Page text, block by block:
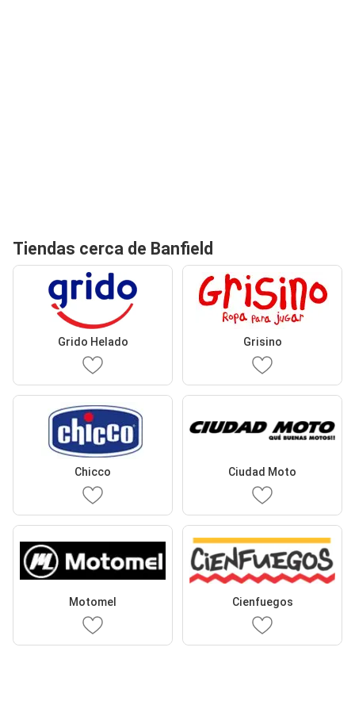
Tiendas cerca de Banfield
Grido Helado Grisino
Chicco Ciudad Moto
Motomel Cienfuegos